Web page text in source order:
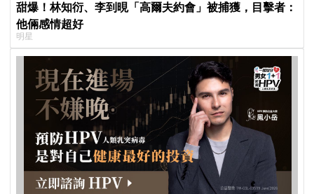
甜爆！林知衍、李到晛「高爾夫約會」被捕獲，目擊者：
他倆感情超好
明星